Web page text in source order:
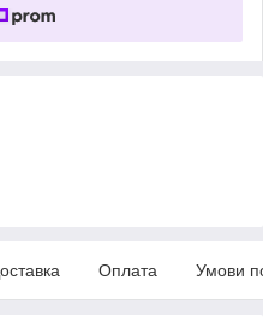
Оплата Умови